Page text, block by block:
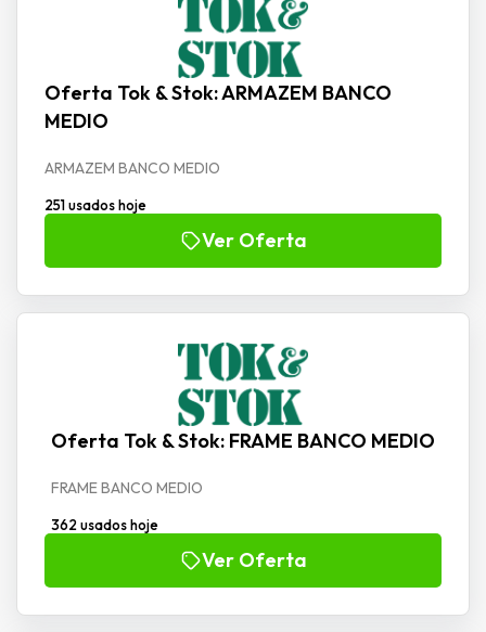
Oferta Tok & Stok: ARMAZEM BANCO
MEDIO
ARMAZEM BANCO MEDIO
251 usados hoje
Ver Oferta
Oferta Tok & Stok: FRAME BANCO MEDIO
FRAME BANCO MEDIO
362 usados hoje
Ver Oferta